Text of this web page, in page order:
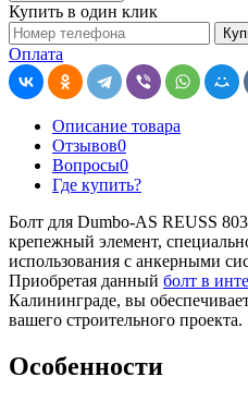
Купить в один клик
Оплата
Описание товара
Отзывов0
Вопросы0
Где купить?
Болт для Dumbo-AS REUSS
крепежный элемент,
использования с анкерными
Приобретая данный болт в
Калининграде, вы
вашего строительного проекта.
Особенности